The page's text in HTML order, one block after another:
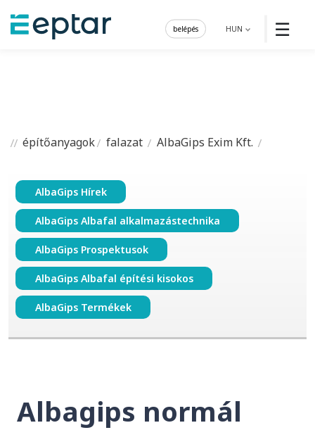
☰
HUN
belépés
építőanyagok falazat AlbaGips Exim Kft.
AlbaGips Hírek
AlbaGips Albafal alkalmazástechnika
AlbaGips Prospektusok
AlbaGips Albafal építési kisokos
AlbaGips Termékek
Albagips normál